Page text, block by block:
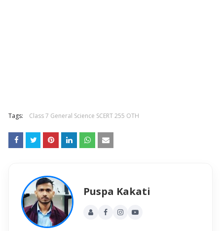
Tags: Class 7 General Science SCERT 255 OTH
Puspa Kakati